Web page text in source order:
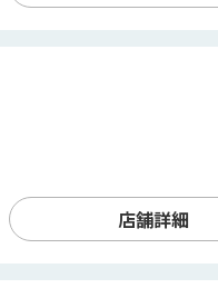
店舗詳細